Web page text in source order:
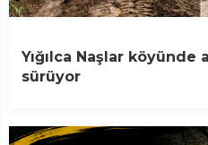
Yığılca Naşlar köyünde
sürüyor